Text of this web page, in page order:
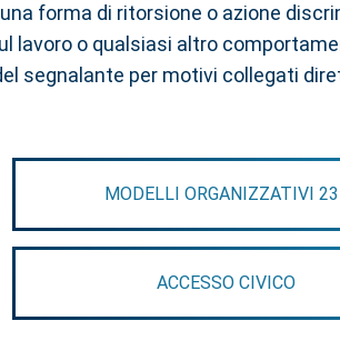
forma di ritorsione o azione
o qualsiasi altro
segnalante per motivi collegati
MODELLI ORGANIZZATIVI
ACCESSO CIVICO